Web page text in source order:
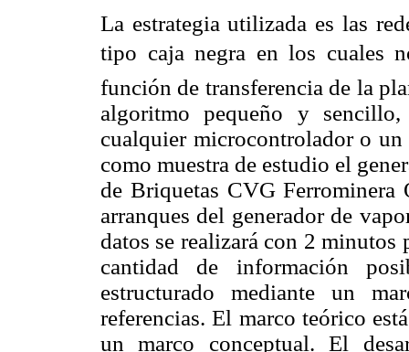
La estrategia utilizada es las
tipo caja negra en los cuales
función de transferencia de la
algoritmo pequeño y
cualquier microcontrolador o
como muestra de estudio el
de Briquetas CVG Ferrominera
arranques del generador de
datos se realizará con 2
cantidad de información
estructurado mediante un
referencias. El marco teórico
un marco conceptual. El